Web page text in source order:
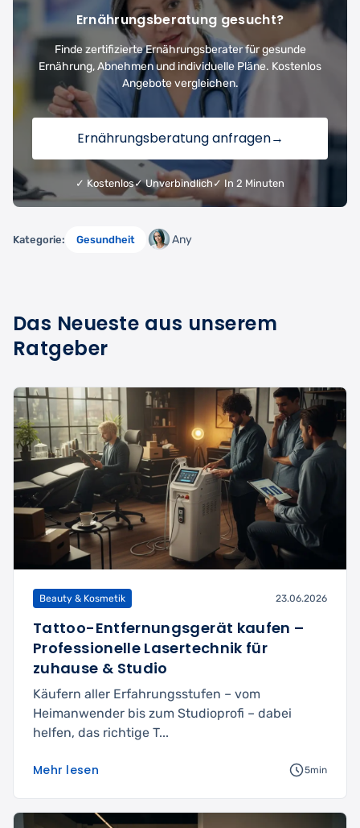
Ernährungsberatung gesucht?
Finde zertifizierte Ernährungsberater für gesunde
Ernährung, Abnehmen und individuelle Pläne. Kostenlos
Angebote vergleichen.
Ernährungsberatung anfragen→
✓ Kostenlos✓ Unverbindlich ✓ In 2 Minuten
Kategorie: Gesundheit Any
Das Neueste aus unserem
Ratgeber
Beauty & Kosmetik 23.06.2026
Tattoo-Entfernungsgerät kaufen –
Professionelle Lasertechnik für
zuhause & Studio
Käufern aller Erfahrungsstufen – vom
Heimanwender bis zum Studioprofi – dabei
helfen, das richtige T...
Mehr lesen 5min